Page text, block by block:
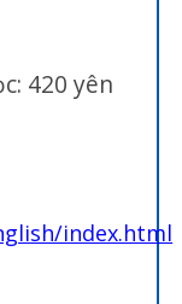
420 yên
index.html